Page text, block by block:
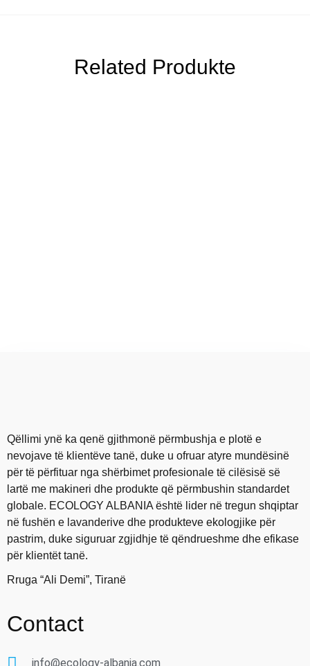
Related Produkte
Qëllimi ynë ka qenë gjithmonë përmbushja e plotë e
nevojave të klientëve tanë, duke u ofruar atyre mundësinë
për të përfituar nga shërbimet profesionale të cilësisë së
lartë me makineri dhe produkte që përmbushin standardet
globale. ECOLOGY ALBANIA është lider në tregun shqiptar
në fushën e lavanderive dhe produkteve ekologjike për
pastrim, duke siguruar zgjidhje të qëndrueshme dhe efikase
për klientët tanë.
Rruga “Ali Demi”, Tiranë
Contact
info@ecology-albania.com